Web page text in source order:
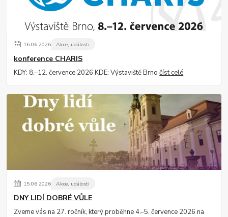
16.06.2026 Akce, události
konference CHARIS
KDY: 8.–12. července 2026 KDE: Výstaviště Brnočíst celé
15.06.2026 Akce, události
DNY LIDÍ DOBRÉ VŮLE
Zveme vás na 27. ročník, který proběhne 4.–5. července 2026 na